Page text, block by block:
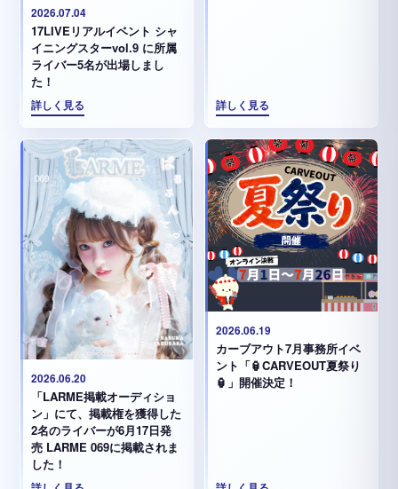
2026.07.04
17LIVEリアルイベント シャ
イニングスターvol.9 に所属
ライバー5名が出場しまし
た！
詳しく見る 詳しく見る
2026.06.20
「LARME掲載オーディショ
ン」にて、掲載権を獲得した
2名のライバーが6月17日発
売 LARME 069に掲載されま
した！
2026.06.19
カーブアウト7月事務所イベ
ント「🏮CARVEOUT夏祭り
🏮」開催決定！